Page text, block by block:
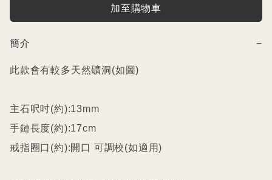
加至購物車
簡介 −
此款會有較多天然礦洞(如圖)
主石呎吋(約):13mm
手鏈長度(約):17cm
戒指圈口(約):開口 可調校(如適用)